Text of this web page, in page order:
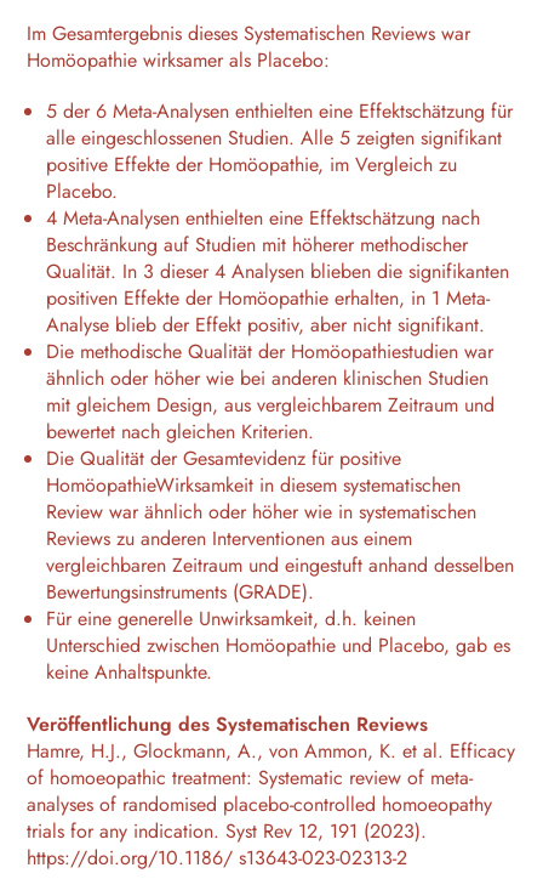
Im Gesamtergebnis dieses Systematischen Reviews war
Homöopathie wirksamer als Placebo:
5 der 6 Meta-Analysen enthielten eine Effektschätzung für
alle eingeschlossenen Studien. Alle 5 zeigten signifikant
positive Effekte der Homöopathie, im Vergleich zu
Placebo.
4 Meta-Analysen enthielten eine Effektschätzung nach
Beschränkung auf Studien mit höherer methodischer
Qualität. In 3 dieser 4 Analysen blieben die signifikanten
positiven Effekte der Homöopathie erhalten, in 1 Meta-
Analyse blieb der Effekt positiv, aber nicht signifikant.
Die methodische Qualität der Homöopathiestudien war
ähnlich oder höher wie bei anderen klinischen Studien
mit gleichem Design, aus vergleichbarem Zeitraum und
bewertet nach gleichen Kriterien.
Die Qualität der Gesamtevidenz für positive
HomöopathieWirksamkeit in diesem systematischen
Review war ähnlich oder höher wie in systematischen
Reviews zu anderen Interventionen aus einem
vergleichbaren Zeitraum und eingestuft anhand desselben
Bewertungsinstruments (GRADE).
Für eine generelle Unwirksamkeit, d.h. keinen
Unterschied zwischen Homöopathie und Placebo, gab es
keine Anhaltspunkte.
Veröffentlichung des Systematischen Reviews
Hamre, H.J., Glockmann, A., von Ammon, K. et al. Efficacy
of homoeopathic treatment: Systematic review of meta-
analyses of randomised placebo-controlled homoeopathy
trials for any indication. Syst Rev 12, 191 (2023).
https://doi.org/10.1186/ s13643-023-02313-2